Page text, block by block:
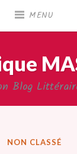
MENU
Blog
PUBLIÉ
NON CLASSÉ